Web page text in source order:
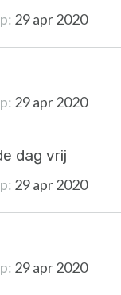
29 apr 2020
29 apr 2020
dag vrij
29 apr 2020
29 apr 2020